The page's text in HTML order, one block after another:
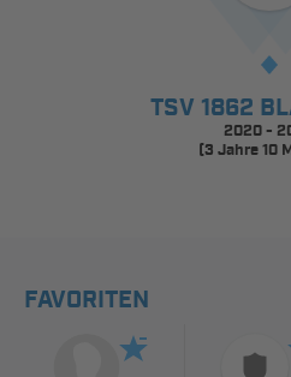
TSV 1862
2020 -
(3 Jahre 10
FAVORITEN